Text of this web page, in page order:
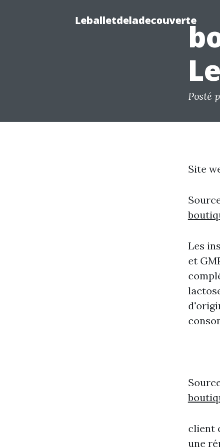
Leballetdeladecouverte
Posté
Site
Les
et
client
une